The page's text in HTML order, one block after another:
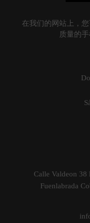
在我们的网站上，
质量的
Calle Valdeon 38
Fuenlabrada